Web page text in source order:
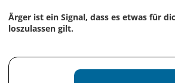
Ärger ist ein Signal, dass es etwas für
loszulassen gilt.